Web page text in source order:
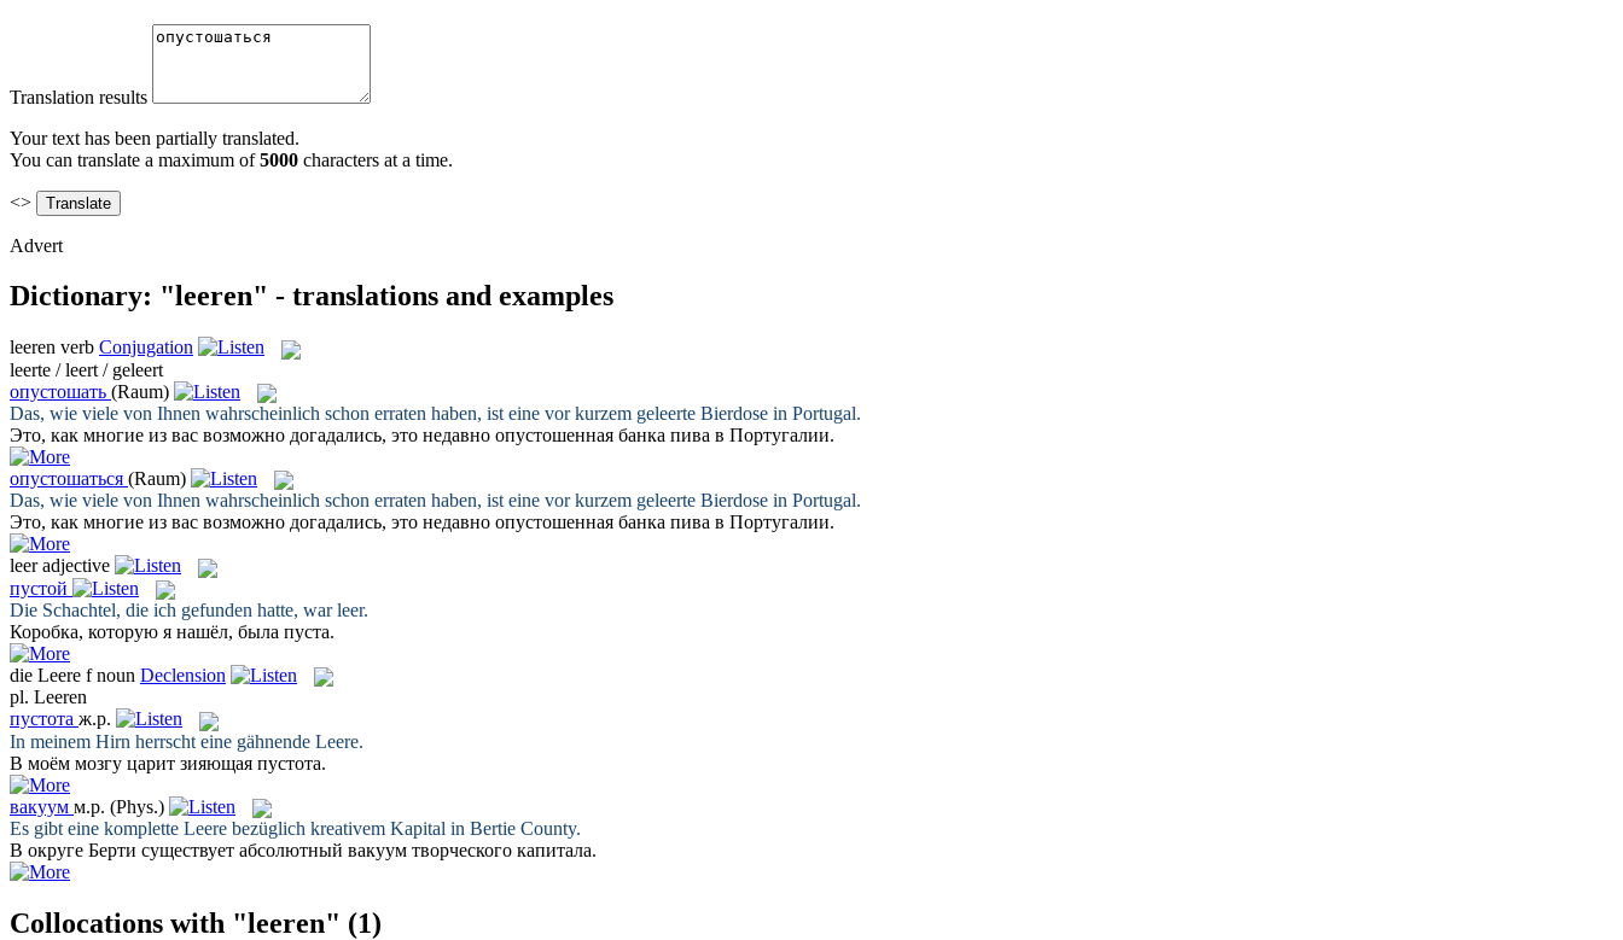
Translation results
Your text has been partially translated.
You can translate a maximum of5000 characters at a time.
<>
Advert
Dictionary: "leeren" - translations and examples
leeren verb Conjugation
leerte / leert / geleert
опустошать (Raum)
Das, wie viele von Ihnen wahrscheinlich schon erraten haben, ist eine vor kurzem geleerte Bierdose in Portugal.
Это, как многие из вас возможно догадались, это недавно опустошенная банка пива в Португалии.
опустошаться (Raum)
Das, wie viele von Ihnen wahrscheinlich schon erraten haben, ist eine vor kurzem geleerte Bierdose in Portugal.
Это, как многие из вас возможно догадались, это недавно опустошенная банка пива в Португалии.
leer adjective
пустой
Die Schachtel, die ich gefunden hatte, warleer.
Коробка, которую я нашёл, была пуста.
die Leere f noun Declension
pl. Leeren
пустота ж.р.
In meinem Hirn herrscht eine gähnende Leere.
В моём мозгу царит зияющая пустота.
вакуум м.р. (Phys.)
Es gibt eine komplette Leere bezüglich kreativem Kapital in Bertie County.
В округе Берти существует абсолютный вакуум творческого капитала.
Collocations with "leeren" (1)